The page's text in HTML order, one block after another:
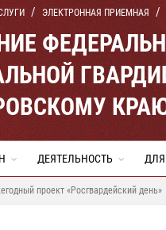
ЭЛЕКТРОННАЯ ПРИЕМНАЯ
ДЕЯТЕЛЬНОСТЬ
проект «Росгвардейский день»